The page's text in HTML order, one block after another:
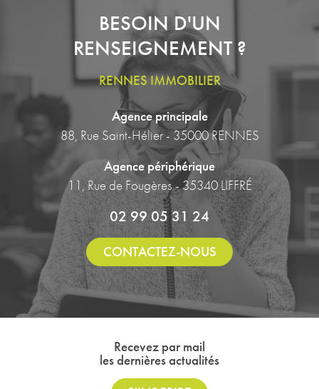
BESOIN D'UN
RENSEIGNEMENT ?
RENNES IMMOBILIER
Agence principale
88, Rue Saint-Hélier - 35000 RENNES
Agence périphérique
11, Rue de Fougères - 35340 LIFFRÉ
02 99 05 31 24
CONTACTEZ-NOUS
Recevez par mail
les dernières actualités